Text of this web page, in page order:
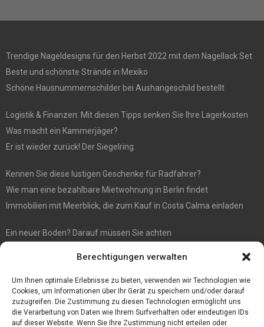
Berechtigungen verwalten
Um Ihnen optimale Erlebnisse zu bieten, verwenden wir Technologien wie
Cookies, um Informationen über Ihr Gerät zu speichern und/oder darauf
zuzugreifen. Die Zustimmung zu diesen Technologien ermöglicht uns
die Verarbeitung von Daten wie Ihrem Surfverhalten oder eindeutigen IDs
auf dieser Website. Wenn Sie Ihre Zustimmung nicht erteilen oder
Trendige Nageldesigns für den Herbst 2022 mit dem Nagellack Set
Beste und schönste Strände in Mexiko
Schöne Hausnummernschilder bei Aushangeschild bestellt
Logistik & Finanzen: Mit diesen Tipps senken Sie Ihre Lagerkosten
Was macht ein Kammerjäger?
Er ist wieder zurück! Der Siegelring.
Kennen Sie diese lustigen Geschenke für Radfahrer?
Wie man eine bezahlbare Mietwohnung in Berlin findet
Immobilien mit Meerblick, die zum Kauf in Costa Calma einladen
Ein neuer Boden? Darauf müssen Sie achten
Eine effiziente Sackentleerung zur Optimierung der Prozessabläufe